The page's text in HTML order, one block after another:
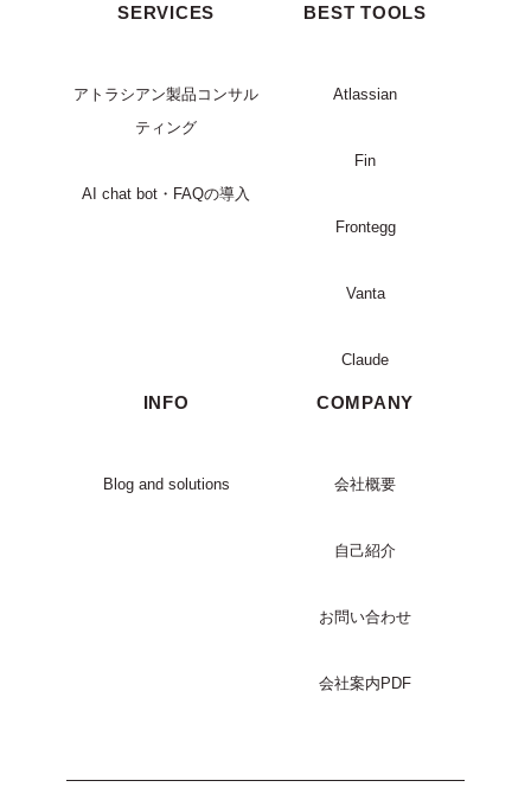
SERVICES
アトラシアン製品コンサル
ティング
AI chat bot・FAQの導入
BEST TOOLS
Atlassian
Fin
Frontegg
Vanta
Claude
INFO
Blog and solutions
COMPANY
会社概要
自己紹介
お問い合わせ
会社案内PDF